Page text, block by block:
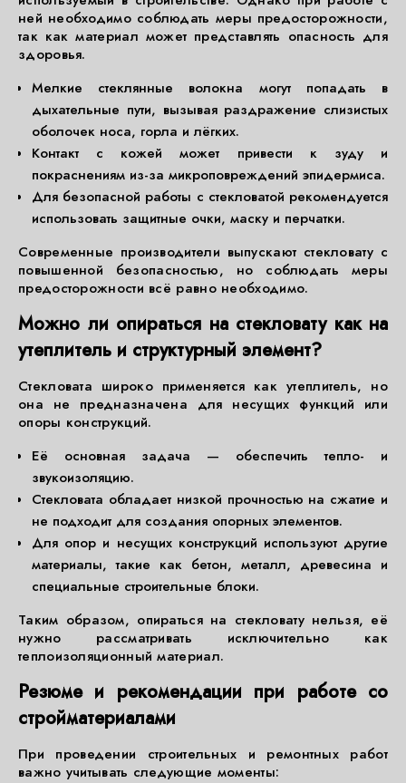
ней необходимо соблюдать меры предосторожности,
так как материал может представлять опасность для
здоровья.
Мелкие стеклянные волокна могут попадать в
дыхательные пути, вызывая раздражение слизистых
оболочек носа, горла и лёгких.
Контакт с кожей может привести к зуду и
покраснениям из-за микроповреждений эпидермиса.
Для безопасной работы с стекловатой рекомендуется
использовать защитные очки, маску и перчатки.
Современные производители выпускают стекловату с
повышенной безопасностью, но соблюдать меры
предосторожности всё равно необходимо.
Можно ли опираться на стекловату как на
утеплитель и структурный элемент?
Стекловата широко применяется как утеплитель, но
она не предназначена для несущих функций или
опоры конструкций.
Её основная задача — обеспечить тепло- и
звукоизоляцию.
Стекловата обладает низкой прочностью на сжатие и
не подходит для создания опорных элементов.
Для опор и несущих конструкций используют другие
материалы, такие как бетон, металл, древесина и
специальные строительные блоки.
Таким образом, опираться на стекловату нельзя, её
нужно рассматривать исключительно как
теплоизоляционный материал.
Резюме и рекомендации при работе со
стройматериалами
При проведении строительных и ремонтных работ
важно учитывать следующие моменты: